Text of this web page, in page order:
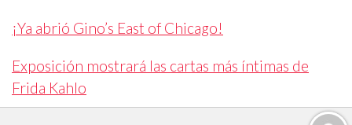
¡Ya abrió Gino’s East of Chicago!
Exposición mostrará las cartas más íntimas de
Frida Kahlo